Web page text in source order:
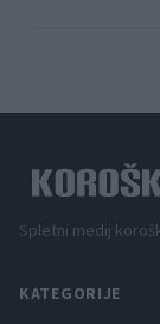
Spletni medij
KATEGORIJE